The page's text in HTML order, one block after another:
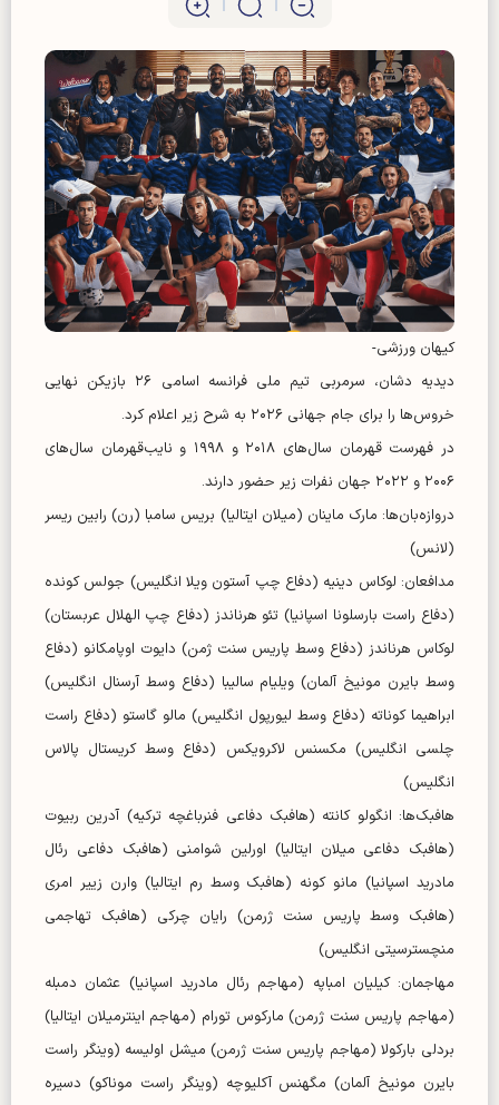
کیهان ورزشی-
دیدیه دشان، سرمربی تیم ملی فرانسه اسامی ۲۶ بازیکن نهایی
خروس‌ها را برای جام جهانی ۲۰۲۶ به شرح زیر اعلام کرد.
در فهرست قهرمان سال‌های ۲۰۱۸ و ۱۹۹۸ و نایب‌قهرمان سال‌های
۲۰۰۶ و ۲۰۲۲ جهان نفرات زیر حضور دارند.
دروازه‌بان‌ها: مارک ماینان (میلان ایتالیا) بریس سامبا (رن) رابین ریسر
(لانس)
مدافعان: لوکاس دینیه (دفاع چپ آستون ویلا انگلیس) جولس کونده
(دفاع راست بارسلونا اسپانیا) تئو هرناندز (دفاع چپ الهلال عربستان)
لوکاس هرناندز (دفاع وسط پاریس سنت ژمن) دایوت اوپامکانو (دفاع
وسط بایرن مونیخ آلمان) ویلیام سالیبا (دفاع وسط آرسنال انگلیس)
ابراهیما کوناته (دفاع وسط لیورپول انگلیس) مالو گاستو (دفاع راست
چلسی انگلیس) مکسنس لاکرویکس (دفاع وسط کریستال پالاس
انگلیس)
هافبک‌ها: انگولو کانته (هافبک دفاعی فنرباغچه ترکیه) آدرین ربیوت
(هافبک دفاعی میلان ایتالیا) اورلین شوامنی (هافبک دفاعی رئال
مادرید اسپانیا) مانو کونه (هافبک وسط رم ایتالیا) وارن زییر امری
(هافبک وسط پاریس سنت ژرمن) رایان چرکی (هافبک تهاجمی
منچسترسیتی انگلیس)
مهاجمان: کیلیان امباپه (مهاجم رئال مادرید اسپانیا) عثمان دمبله
(مهاجم پاریس سنت ژرمن) مارکوس تورام (مهاجم اینترمیلان ایتالیا)
بردلی بارکولا (مهاجم پاریس سنت ژرمن) میشل اولیسه (وینگر راست
بایرن مونیخ آلمان) مگهنس آکلیوچه (وینگر راست موناکو) دسیره